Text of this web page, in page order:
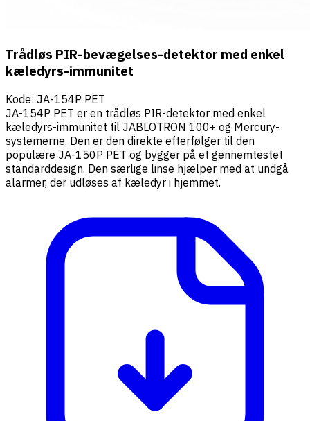
Trådløs PIR-bevægelses-detektor med enkel
kæledyrs-immunitet
Kode: JA-154P PET
JA-154P PET er en trådløs PIR-detektor med enkel
kæledyrs-immunitet til JABLOTRON 100+ og Mercury-
systemerne. Den er den direkte efterfølger til den
populære JA-150P PET og bygger på et gennemtestet
standarddesign. Den særlige linse hjælper med at undgå
alarmer, der udløses af kæledyr i hjemmet.